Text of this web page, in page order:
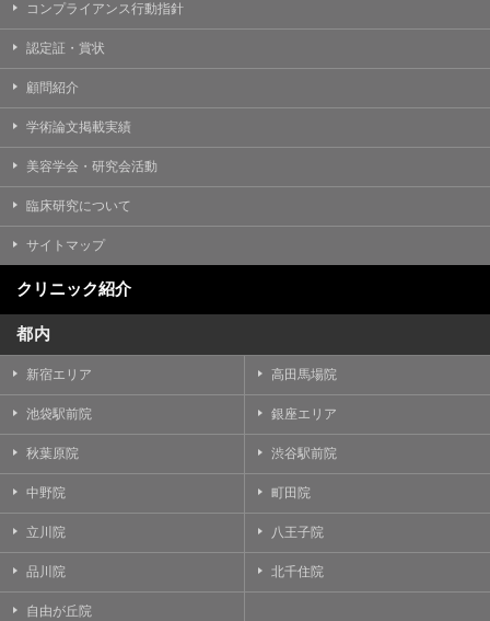
コンプライアンス行動指針
認定証・賞状
顧問紹介
学術論文掲載実績
美容学会・研究会活動
臨床研究について
サイトマップ
クリニック紹介
都内
新宿エリア 高田馬場院
池袋駅前院 銀座エリア
秋葉原院 渋谷駅前院
中野院 町田院
立川院 八王子院
品川院 北千住院
自由が丘院